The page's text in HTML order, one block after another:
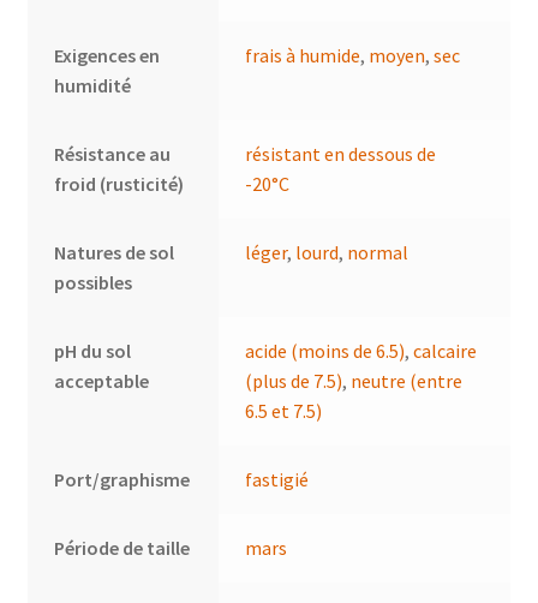
Exigences en
humidité
frais à humide, moyen,sec
Résistance au
froid (rusticité)
résistant en dessous de
-20°C
Natures de sol
possibles
léger, lourd, normal
pH du sol
acceptable
acide (moins de 6.5),calcaire
(plus de 7.5), neutre (entre
6.5 et 7.5)
Port/graphisme fastigié
Période de taille mars